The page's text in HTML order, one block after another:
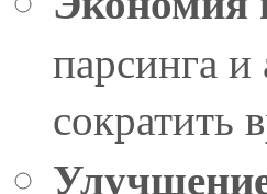
парсинга и
сократить